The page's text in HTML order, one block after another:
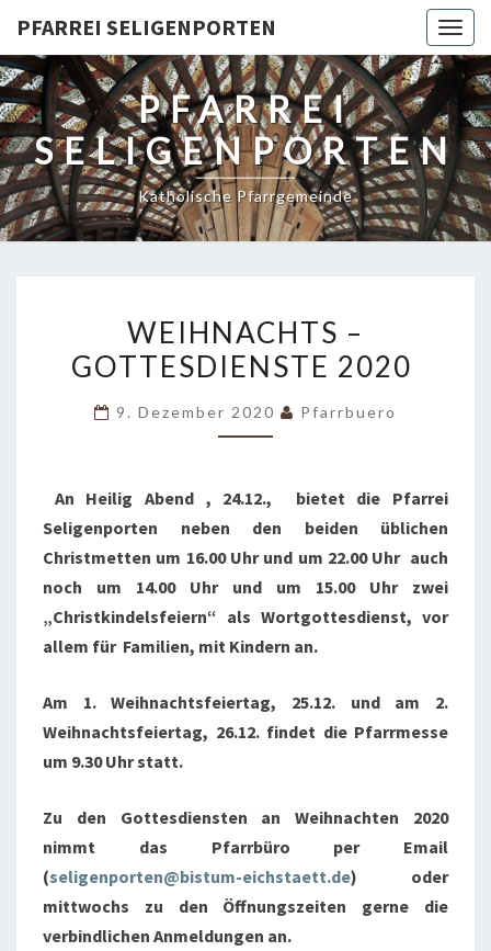
PFARREI SELIGENPORTEN
PFARREI
SELIGENPORTEN
Katholische Pfarrgemeinde
–
GOTTESDIENSTE
WEIHNACHTS –
GOTTESDIENSTE 2020
9. Dezember 2020 Pfarrbuero
An Heilig Abend , 24.12., bietet die Pfarrei
Seligenporten neben den beiden üblichen
Christmetten um 16.00 Uhr und um 22.00 Uhr auch
noch um 14.00 Uhr und um 15.00 Uhr zwei
„Christkindelsfeiern“ als Wortgottesdienst, vor
allem für Familien, mit Kindern an.
Am 1. Weihnachtsfeiertag, 25.12. und am 2.
Weihnachtsfeiertag, 26.12. findet die Pfarrmesse
um 9.30 Uhr statt.
Zu den Gottesdiensten an Weihnachten 2020
nimmt das Pfarrbüro per Email
(seligenporten@bistum-eichstaett.de) oder
mittwochs zu den Öffnungszeiten gerne die
verbindlichen Anmeldungen an.